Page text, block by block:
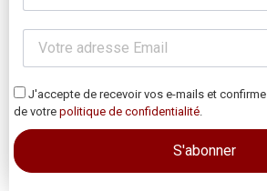
J'accepte de recevoir vos e-mails et
de votre politique de confidentialité.